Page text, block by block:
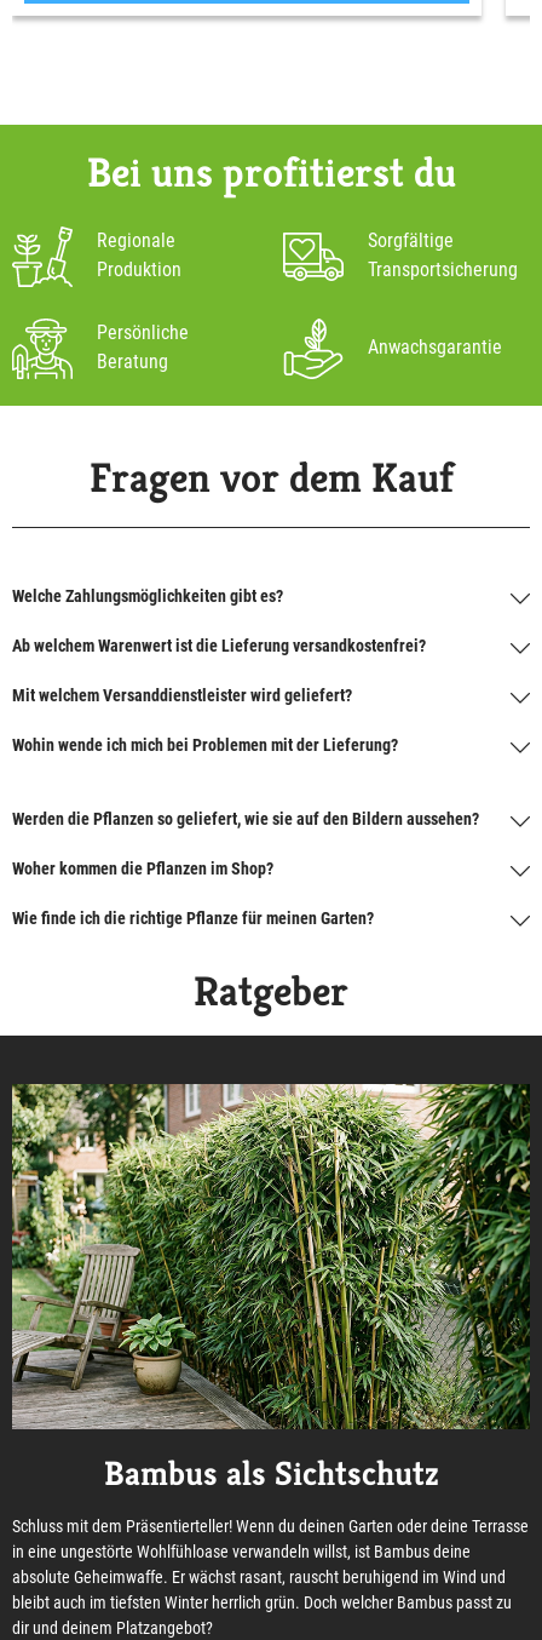
Bei uns profitierst du
Regionale
Produktion
Sorgfältige
Transportsicherung
Persönliche
Beratung
Anwachsgarantie
Fragen vor dem Kauf
Welche Zahlungsmöglichkeiten gibt es?
Ab welchem Warenwert ist die Lieferung versandkostenfrei?
Mit welchem Versanddienstleister wird geliefert?
Wohin wende ich mich bei Problemen mit der Lieferung?
Werden die Pflanzen so geliefert, wie sie auf den Bildern aussehen?
Woher kommen die Pflanzen im Shop?
Wie finde ich die richtige Pflanze für meinen Garten?
Ratgeber
Bambus als Sichtschutz
Schluss mit dem Präsentierteller! Wenn du deinen Garten oder deine Terrasse
in eine ungestörte Wohlfühloase verwandeln willst, ist Bambus deine
absolute Geheimwaffe. Er wächst rasant, rauscht beruhigend im Wind und
bleibt auch im tiefsten Winter herrlich grün. Doch welcher Bambus passt zu
dir und deinem Platzangebot?